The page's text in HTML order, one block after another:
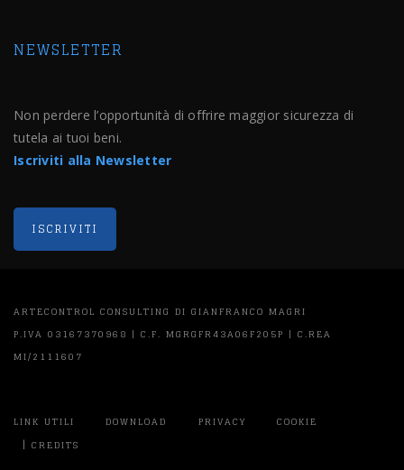
NEWSLETTER
Non perdere l’opportunità di offrire maggior sicurezza di
tutela ai tuoi beni.
Iscriviti alla Newsletter
ARTECONTROL CONSULTING DI GIANFRANCO MAGRI
P.IVA 03167370968 | C.F. MGRGFR43A06F205P | C.REA
MI/2111607
LINK UTILI DOWNLOAD PRIVACY COOKIE
| CREDITS